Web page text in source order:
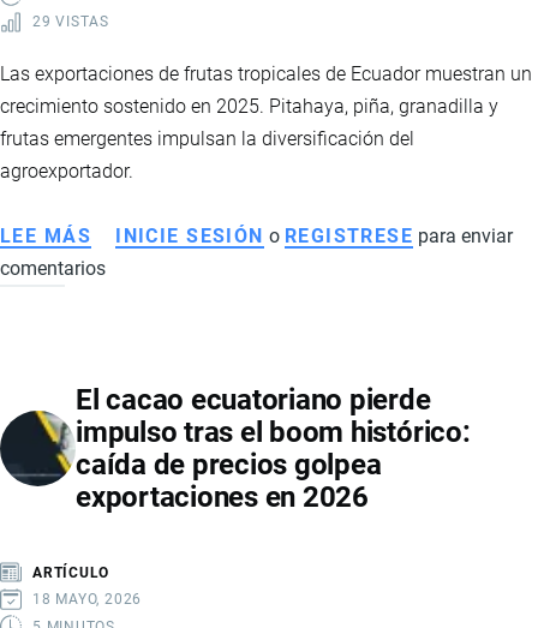
29 VISTAS
Las exportaciones de frutas tropicales de Ecuador muestran un
crecimiento sostenido en 2025. Pitahaya, piña, granadilla y
frutas emergentes impulsan la diversificación del
agroexportador.
LEE MÁS SOBRE
EXPORTACIÓN
DE
ECUADOR
CRECE
CON
2025
INICIE SESIÓN o REGISTRESE para enviar
comentarios
El cacao ecuatoriano pierde
impulso tras el boom histórico:
caída de precios golpea
exportaciones en 2026
ARTÍCULO
18 MAYO, 2026